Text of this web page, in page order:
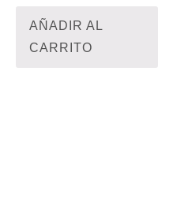
AÑADIR AL
CARRITO